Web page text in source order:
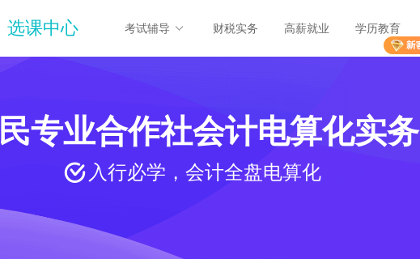
选课中心 考试辅导 财税实务 高薪就业 学历教育
专业合作社会计电算化实务
入行必学，会计全盘电算化